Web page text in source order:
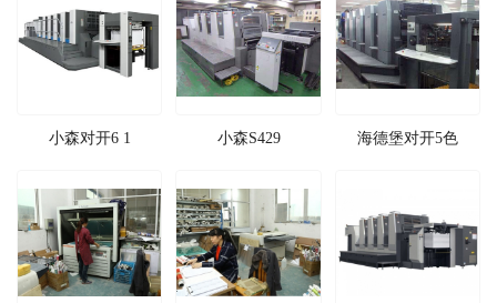
小森对开6 1 小森S429 海德堡对开5色